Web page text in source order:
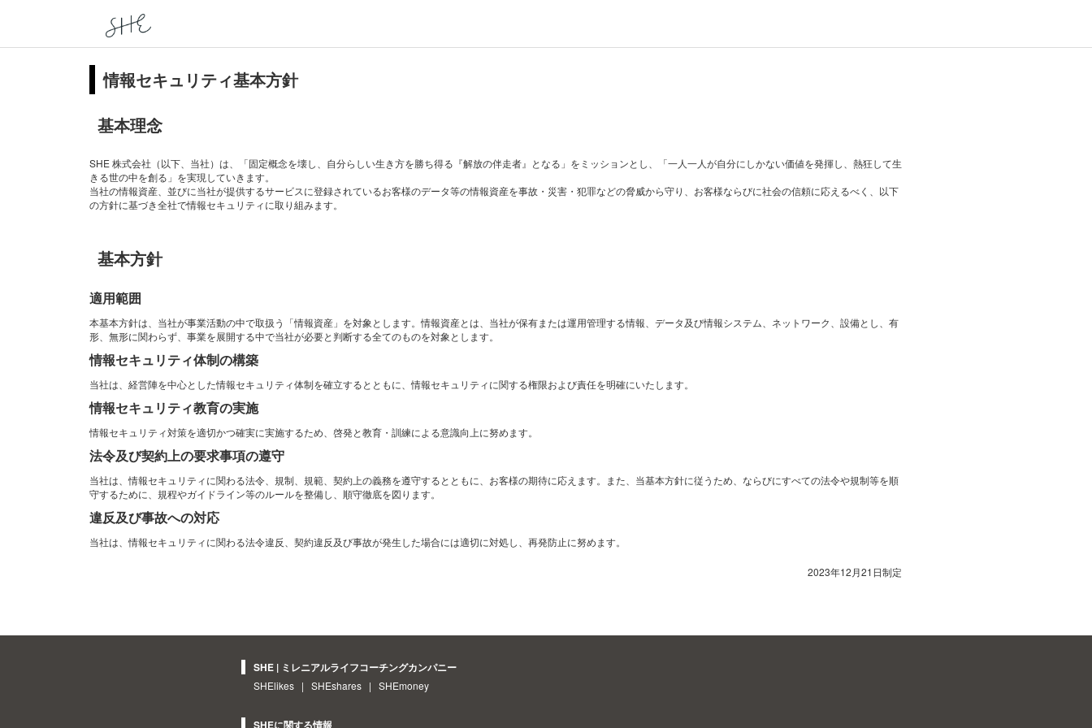
情報セキュリティ基本方針
基本理念
SHE 株式会社（以下、当社）は、「固定概念を壊し、自分らしい生き方を勝ち得る『解放の伴走者』となる」をミッションとし、「一人一人が自分にしかない価値を発揮し、熱狂して生
きる世の中を創る」を実現していきます。
当社の情報資産、並びに当社が提供するサービスに登録されているお客様のデータ等の情報資産を事故・災害・犯罪などの脅威から守り、お客様ならびに社会の信頼に応えるべく、以下
の方針に基づき全社で情報セキュリティに取り組みます。
基本方針
適用範囲
本基本方針は、当社が事業活動の中で取扱う「情報資産」を対象とします。情報資産とは、当社が保有または運用管理する情報、データ及び情報システム、ネットワーク、設備とし、有
形、無形に関わらず、事業を展開する中で当社が必要と判断する全てのものを対象とします。
情報セキュリティ体制の構築
当社は、経営陣を中心とした情報セキュリティ体制を確立するとともに、情報セキュリティに関する権限および責任を明確にいたします。
情報セキュリティ教育の実施
情報セキュリティ対策を適切かつ確実に実施するため、啓発と教育・訓練による意識向上に努めます。
法令及び契約上の要求事項の遵守
当社は、情報セキュリティに関わる法令、規制、規範、契約上の義務を遵守するとともに、お客様の期待に応えます。また、当基本方針に従うため、ならびにすべての法令や規制等を順
守するために、規程やガイドライン等のルールを整備し、順守徹底を図ります。
違反及び事故への対応
当社は、情報セキュリティに関わる法令違反、契約違反及び事故が発生した場合には適切に対処し、再発防止に努めます。
2023年12月21日制定
SHE | ミレニアルライフコーチングカンパニー
SHElikes | SHEshares | SHEmoney
SHEに関する情報